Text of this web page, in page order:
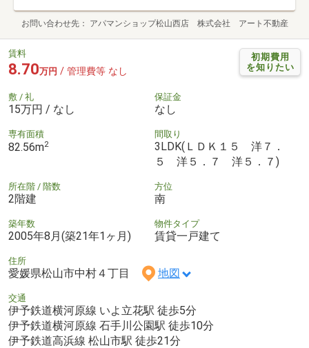
お問い合わせ先 アパマンショップ松山西店 株式会社 アート不動産
初期費用
を知りたい
賃料
8.70万円 / 管理費等 なし
敷 / 礼
15万円 / なし
保証金
なし
専有面積
82.56m2
間取り
3LDK(ＬＤＫ１５ 洋７．
５ 洋５．７ 洋５．７)
所在階 / 階数
2階建
方位
南
築年数
2005年8月(築21年1ヶ月)
物件タイプ
賃貸一戸建て
住所
愛媛県松山市中村４丁目 地図
交通
伊予鉄道横河原線 いよ立花駅 徒歩5分
伊予鉄道横河原線 石手川公園駅 徒歩10分
伊予鉄道高浜線 松山市駅 徒歩21分